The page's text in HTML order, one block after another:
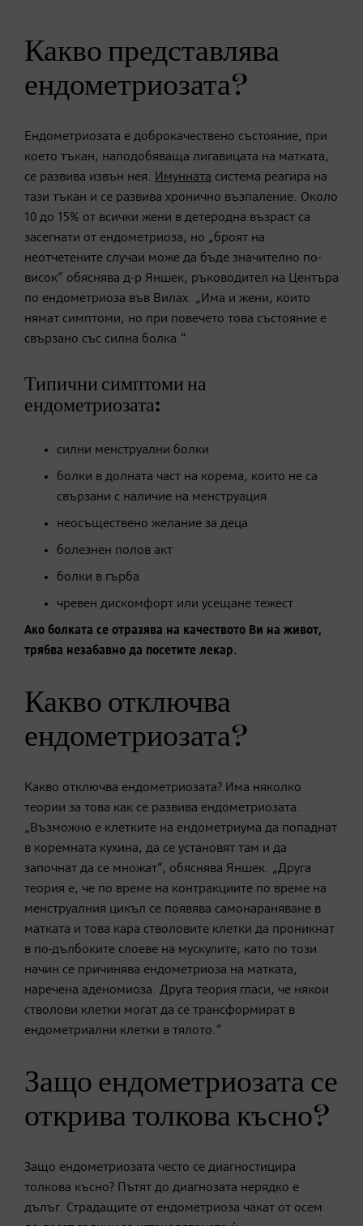
Какво представлява
ендометриозата?
Ендометриозата е доброкачествено състояние, при
което тъкан, наподобяваща лигавицата на матката,
се развива извън нея. Имунната система реагира на
тази тъкан и се развива хронично възпаление. Около
10 до 15% от всички жени в детеродна възраст са
засегнати от ендометриоза, но „броят на
неотчетените случаи може да бъде значително по-
висок“ обяснява д-р Яншек, ръководител на Центъра
по ендометриоза във Вилах. „Има и жени, които
нямат симптоми, но при повечето това състояние е
свързано със силна болка.“
Типични симптоми на
ендометриозата:
силни менструални болки
болки в долната част на корема, които не са
свързани с наличие на менструация
неосъществено желание за деца
болезнен полов акт
болки в гърба
чревен дискомфорт или усещане тежест
Ако болката се отразява на качеството Ви на живот,
трябва незабавно да посетите лекар.
Какво отключва
ендометриозата?
Какво отключва ендометриозата? Има няколко
теории за това как се развива ендометриозата.
„Възможно е клетките на ендометриума да попаднат
в коремната кухина, да се установят там и да
започнат да се множат“, обяснява Яншек. „Друга
теория е, че по време на контракциите по време на
менструалния цикъл се появява самонараняване в
матката и това кара стволовите клетки да проникнат
в по-дълбоките слоеве на мускулите, като по този
начин се причинява ендометриоза на матката,
наречена аденомиоза. Друга теория гласи, че някои
стволови клетки могат да се трансформират в
ендометриални клетки в тялото.“
Защо ендометриозата се
открива толкова късно?
Защо ендометриозата често се диагностицира
толкова късно? Пътят до диагнозата нерядко е
дълъг. Страдащите от ендометриоза чакат от осем